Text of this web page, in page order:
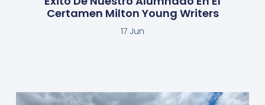
Certamen Milton Young Writers
17 Jun